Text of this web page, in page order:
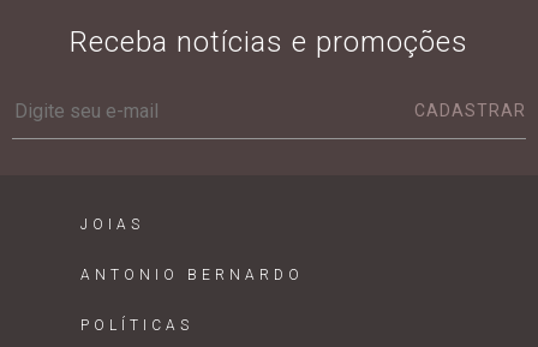
Receba notícias e promoções
CADASTRAR
JOIAS
ANTONIO BERNARDO
POLÍTICAS